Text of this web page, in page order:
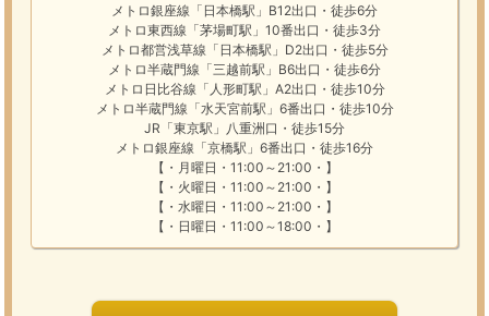
メトロ銀座線「日本橋駅」B12出口・徒歩6分
メトロ東西線「茅場町駅」10番出口・徒歩3分
メトロ都営浅草線「日本橋駅」D2出口・徒歩5分
メトロ半蔵門線「三越前駅」B6出口・徒歩6分
メトロ日比谷線「人形町駅」A2出口・徒歩10分
メトロ半蔵門線「水天宮前駅」6番出口・徒歩10分
JR「東京駅」八重洲口・徒歩15分
メトロ銀座線「京橋駅」6番出口・徒歩16分
【・月曜日・11:00～21:00・】
【・火曜日・11:00～21:00・】
【・水曜日・11:00～21:00・】
【・日曜日・11:00～18:00・】